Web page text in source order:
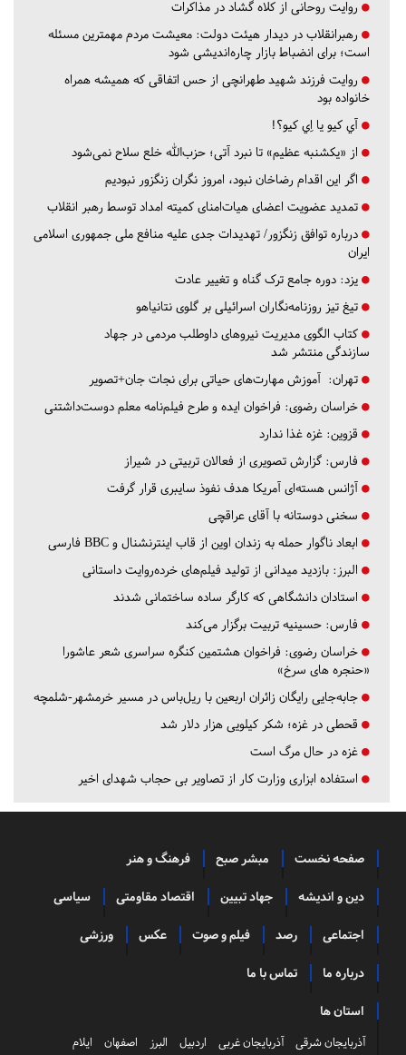
روایت روحانی از کلاه گشاد در مذاکرات
رهبرانقلاب در دیدار هیئت دولت: معیشت مردم مهمترین مسئله
است؛ برای انضباط بازار چاره‌اندیشی شود
روایت فرزند شهید طهرانچی از حس اتفاقی که همیشه همراه
خانواده بود
آي كيو يا اِي كيو؟!
از «یکشنبه عظیم» تا نبرد آتی؛ حزب‌الله خلع سلاح نمی‌شود
اگر این اقدام رضاخان نبود، امروز نگران زنگزور نبودیم
تمدید عضویت اعضای هیات‌امنای کمیته امداد توسط رهبر انقلاب
درباره توافق زنگزور/ تهدیدات جدی علیه منافع ملی جمهوری اسلامی
ایران
یزد: دوره جامع ترک گناه و تغییر عادت
تیغ تیز روزنامه‌نگاران اسرائیلی بر گلوی نتانیاهو
کتاب الگوی مدیریت نیروهای داوطلب مردمی در جهاد
سازندگی منتشر شد
تهران: آموزش مهارت‌های حیاتی برای نجات جان+تصویر
خراسان رضوی: فراخوان ایده و طرح فیلم‌نامه معلم دوست‌داشتنی
قزوین: غزه غذا ندارد
فارس: گزارش تصویری از فعالان تربیتی در شیراز
آژانس هسته‌ای آمریکا هدف نفوذ سایبری قرار گرفت
سخنی دوستانه با آقای عراقچی
ابعاد ناگوار حمله به زندان اوین از قاب اینترنشنال و BBC فارسی
البرز: بازدید میدانی از تولید فیلم‌های خرده‌روایت داستانی
استادان دانشگاهی که کارگر ساده ساختمانی شدند
فارس: حسینیه تربیت برگزار می‌کند
خراسان رضوی: فراخوان هشتمین کنگره سراسری شعر عاشورا
«حنجره های سرخ»
جابه‌جایی رایگان زائران اربعین با ریل‌باس در مسیر خرمشهر-شلمچه
قحطی در غزه؛ شکر کیلویی هزار دلار شد
غزه در حال مرگ است
استفاده ابزاری وزارت کار از تصاویر بی حجاب شهدای اخیر
صفحه نخست مبشر صبح فرهنگ و هنر
دین و اندیشه جهاد تبیین اقتصاد مقاومتی سیاسی
اجتماعی رصد فیلم و صوت عکس ورزشی
درباره ما تماس با ما
استان ها
آذربایجان شرقی آذربایجان غربی اردبیل البرز اصفهان ایلام